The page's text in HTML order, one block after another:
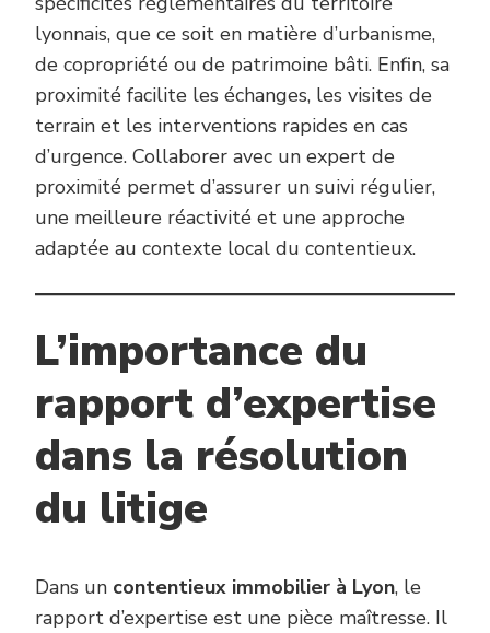
lyonnais, que ce soit en matière d’urbanisme,
de copropriété ou de patrimoine bâti. Enfin, sa
proximité facilite les échanges, les visites de
terrain et les interventions rapides en cas
d’urgence. Collaborer avec un expert de
proximité permet d’assurer un suivi régulier,
une meilleure réactivité et une approche
adaptée au contexte local du contentieux.
L’importance du
rapport d’expertise
dans la résolution
du litige
Dans un contentieux immobilier à Lyon, le
rapport d’expertise est une pièce maîtresse. Il